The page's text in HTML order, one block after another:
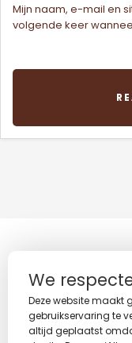
Mijn naam, e-mail en
volgende keer
We
Deze website maakt
gebruikservaring te
altijd geplaatst